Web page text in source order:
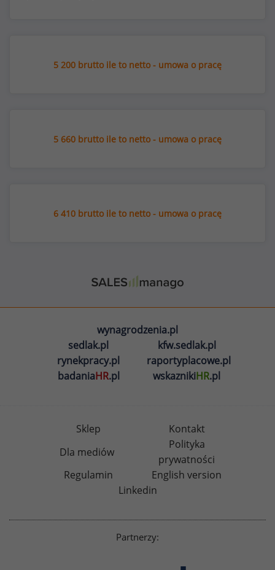
5 200 brutto ile to netto - umowa o pracę
5 660 brutto ile to netto - umowa o pracę
6 410 brutto ile to netto - umowa o pracę
wynagrodzenia.pl
sedlak.pl
kfw.sedlak.pl
rynekpracy.pl
raportyplacowe.pl
badaniaHR.pl wskaznikiHR.pl
Sklep
Kontakt
Dla mediów
Polityka
prywatności
Regulamin
English version
Linkedin
Partnerzy: